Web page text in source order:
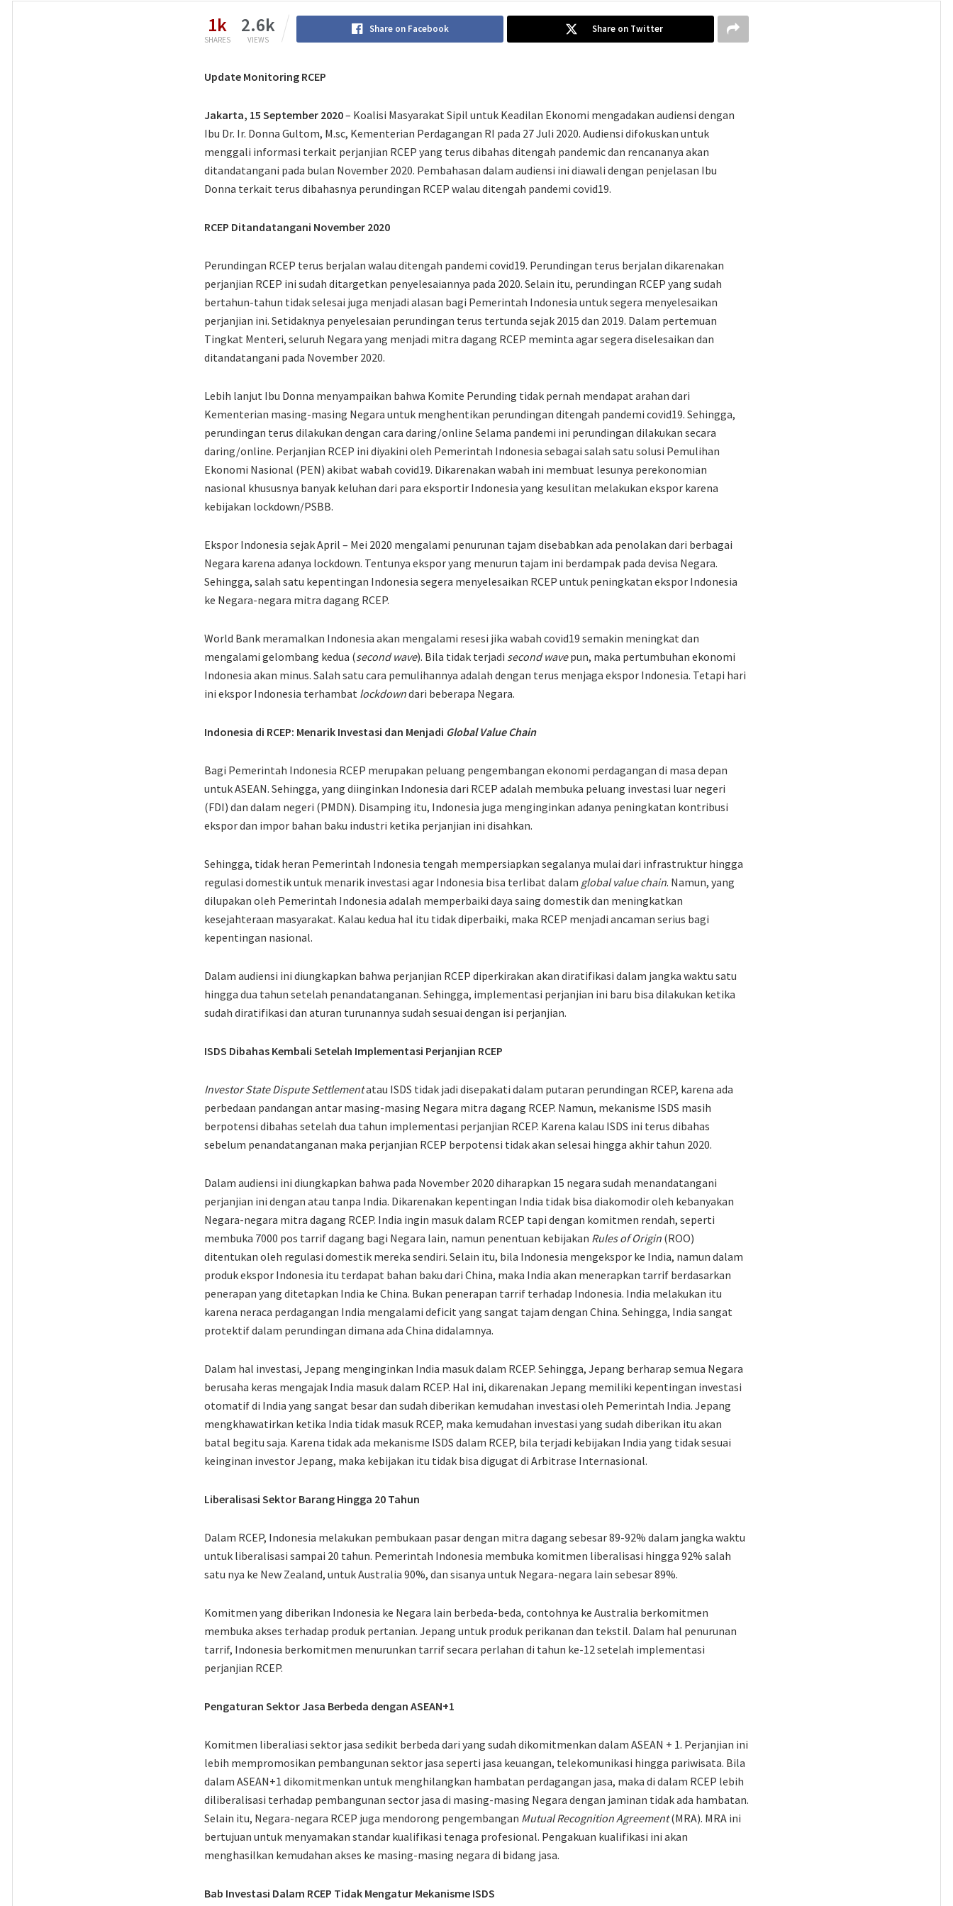
1k
SHARES
2.6k
VIEWS
Share on Facebook Share on Twitter
Update Monitoring RCEP
Jakarta, 15 September 2020– Koalisi Masyarakat Sipil untuk Keadilan Ekonomi mengadakan audiensi dengan
Ibu Dr. Ir. Donna Gultom, M.sc, Kementerian Perdagangan RI pada 27 Juli 2020. Audiensi difokuskan untuk
menggali informasi terkait perjanjian RCEP yang terus dibahas ditengah pandemic dan rencananya akan
ditandatangani pada bulan November 2020. Pembahasan dalam audiensi ini diawali dengan penjelasan Ibu
Donna terkait terus dibahasnya perundingan RCEP walau ditengah pandemi covid19.
RCEP Ditandatangani November 2020
Perundingan RCEP terus berjalan walau ditengah pandemi covid19. Perundingan terus berjalan dikarenakan
perjanjian RCEP ini sudah ditargetkan penyelesaiannya pada 2020. Selain itu, perundingan RCEP yang sudah
bertahun-tahun tidak selesai juga menjadi alasan bagi Pemerintah Indonesia untuk segera menyelesaikan
perjanjian ini. Setidaknya penyelesaian perundingan terus tertunda sejak 2015 dan 2019. Dalam pertemuan
Tingkat Menteri, seluruh Negara yang menjadi mitra dagang RCEP meminta agar segera diselesaikan dan
ditandatangani pada November 2020.
Lebih lanjut Ibu Donna menyampaikan bahwa Komite Perunding tidak pernah mendapat arahan dari
Kementerian masing-masing Negara untuk menghentikan perundingan ditengah pandemi covid19. Sehingga,
perundingan terus dilakukan dengan cara daring/online Selama pandemi ini perundingan dilakukan secara
daring/online. Perjanjian RCEP ini diyakini oleh Pemerintah Indonesia sebagai salah satu solusi Pemulihan
Ekonomi Nasional (PEN) akibat wabah covid19. Dikarenakan wabah ini membuat lesunya perekonomian
nasional khususnya banyak keluhan dari para eksportir Indonesia yang kesulitan melakukan ekspor karena
kebijakan lockdown/PSBB.
Ekspor Indonesia sejak April – Mei 2020 mengalami penurunan tajam disebabkan ada penolakan dari berbagai
Negara karena adanya lockdown. Tentunya ekspor yang menurun tajam ini berdampak pada devisa Negara.
Sehingga, salah satu kepentingan Indonesia segera menyelesaikan RCEP untuk peningkatan ekspor Indonesia
ke Negara-negara mitra dagang RCEP.
World Bank meramalkan Indonesia akan mengalami resesi jika wabah covid19 semakin meningkat dan
mengalami gelombang kedua (second wave). Bila tidak terjadi second wavepun, maka pertumbuhan ekonomi
Indonesia akan minus. Salah satu cara pemulihannya adalah dengan terus menjaga ekspor Indonesia. Tetapi hari
ini ekspor Indonesia terhambat lockdowndari beberapa Negara.
Indonesia di RCEP: Menarik Investasi dan Menjadi Global Value Chain
Bagi Pemerintah Indonesia RCEP merupakan peluang pengembangan ekonomi perdagangan di masa depan
untuk ASEAN. Sehingga, yang diinginkan Indonesia dari RCEP adalah membuka peluang investasi luar negeri
(FDI) dan dalam negeri (PMDN). Disamping itu, Indonesia juga menginginkan adanya peningkatan kontribusi
ekspor dan impor bahan baku industri ketika perjanjian ini disahkan.
Sehingga, tidak heran Pemerintah Indonesia tengah mempersiapkan segalanya mulai dari infrastruktur hingga
regulasi domestik untuk menarik investasi agar Indonesia bisa terlibat dalam global value chain. Namun, yang
dilupakan oleh Pemerintah Indonesia adalah memperbaiki daya saing domestik dan meningkatkan
kesejahteraan masyarakat. Kalau kedua hal itu tidak diperbaiki, maka RCEP menjadi ancaman serius bagi
kepentingan nasional.
Dalam audiensi ini diungkapkan bahwa perjanjian RCEP diperkirakan akan diratifikasi dalam jangka waktu satu
hingga dua tahun setelah penandatanganan. Sehingga, implementasi perjanjian ini baru bisa dilakukan ketika
sudah diratifikasi dan aturan turunannya sudah sesuai dengan isi perjanjian.
ISDS Dibahas Kembali Setelah Implementasi Perjanjian RCEP
Investor State Dispute Settlementatau ISDS tidak jadi disepakati dalam putaran perundingan RCEP, karena ada
perbedaan pandangan antar masing-masing Negara mitra dagang RCEP. Namun, mekanisme ISDS masih
berpotensi dibahas setelah dua tahun implementasi perjanjian RCEP. Karena kalau ISDS ini terus dibahas
sebelum penandatanganan maka perjanjian RCEP berpotensi tidak akan selesai hingga akhir tahun 2020.
Dalam audiensi ini diungkapkan bahwa pada November 2020 diharapkan 15 negara sudah menandatangani
perjanjian ini dengan atau tanpa India. Dikarenakan kepentingan India tidak bisa diakomodir oleh kebanyakan
Negara-negara mitra dagang RCEP. India ingin masuk dalam RCEP tapi dengan komitmen rendah, seperti
membuka 7000 pos tarrif dagang bagi Negara lain, namun penentuan kebijakan Rules of Origin (ROO)
ditentukan oleh regulasi domestik mereka sendiri. Selain itu, bila Indonesia mengekspor ke India, namun dalam
produk ekspor Indonesia itu terdapat bahan baku dari China, maka India akan menerapkan tarrif berdasarkan
penerapan yang ditetapkan India ke China. Bukan penerapan tarrif terhadap Indonesia. India melakukan itu
karena neraca perdagangan India mengalami deficit yang sangat tajam dengan China. Sehingga, India sangat
protektif dalam perundingan dimana ada China didalamnya.
Dalam hal investasi, Jepang menginginkan India masuk dalam RCEP. Sehingga, Jepang berharap semua Negara
berusaha keras mengajak India masuk dalam RCEP. Hal ini, dikarenakan Jepang memiliki kepentingan investasi
otomatif di India yang sangat besar dan sudah diberikan kemudahan investasi oleh Pemerintah India. Jepang
mengkhawatirkan ketika India tidak masuk RCEP, maka kemudahan investasi yang sudah diberikan itu akan
batal begitu saja. Karena tidak ada mekanisme ISDS dalam RCEP, bila terjadi kebijakan India yang tidak sesuai
keinginan investor Jepang, maka kebijakan itu tidak bisa digugat di Arbitrase Internasional.
Liberalisasi Sektor Barang Hingga 20 Tahun
Dalam RCEP, Indonesia melakukan pembukaan pasar dengan mitra dagang sebesar 89-92% dalam jangka waktu
untuk liberalisasi sampai 20 tahun. Pemerintah Indonesia membuka komitmen liberalisasi hingga 92% salah
satu nya ke New Zealand, untuk Australia 90%, dan sisanya untuk Negara-negara lain sebesar 89%.
Komitmen yang diberikan Indonesia ke Negara lain berbeda-beda, contohnya ke Australia berkomitmen
membuka akses terhadap produk pertanian. Jepang untuk produk perikanan dan tekstil. Dalam hal penurunan
tarrif, Indonesia berkomitmen menurunkan tarrif secara perlahan di tahun ke-12 setelah implementasi
perjanjian RCEP.
Pengaturan Sektor Jasa Berbeda dengan ASEAN+1
Komitmen liberaliasi sektor jasa sedikit berbeda dari yang sudah dikomitmenkan dalam ASEAN + 1. Perjanjian ini
lebih mempromosikan pembangunan sektor jasa seperti jasa keuangan, telekomunikasi hingga pariwisata. Bila
dalam ASEAN+1 dikomitmenkan untuk menghilangkan hambatan perdagangan jasa, maka di dalam RCEP lebih
diliberalisasi terhadap pembangunan sector jasa di masing-masing Negara dengan jaminan tidak ada hambatan.
Selain itu, Negara-negara RCEP juga mendorong pengembangan Mutual Recognition Agreement(MRA). MRA ini
bertujuan untuk menyamakan standar kualifikasi tenaga profesional. Pengakuan kualifikasi ini akan
menghasilkan kemudahan akses ke masing-masing negara di bidang jasa.
Bab Investasi Dalam RCEP Tidak Mengatur Mekanisme ISDS